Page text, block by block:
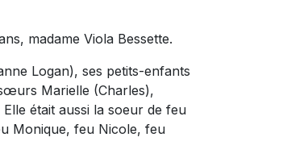
madame Viola Bessette.
Logan), ses petits-enfants
Marielle (Charles),
était aussi la soeur de feu
Monique, feu Nicole, feu